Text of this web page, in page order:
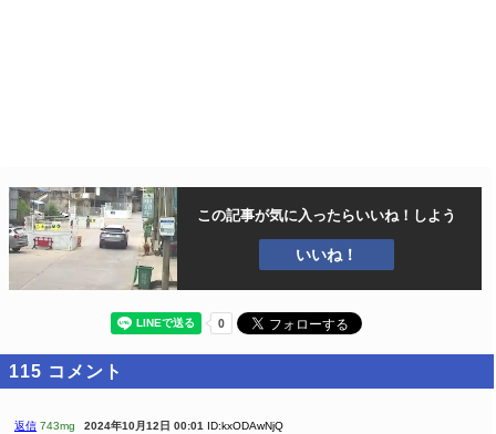
この記事が気に入ったらいいね！しよう
いいね！
115 コメント
返信 743mg 2024年10月12日 00:01 ID:kxODAwNjQ